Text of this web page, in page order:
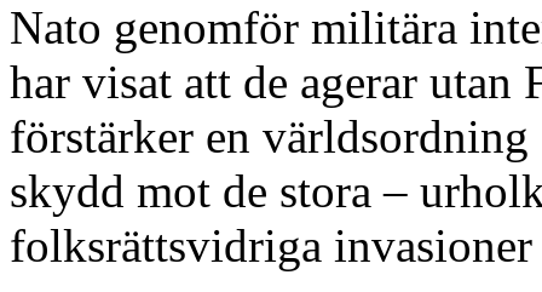
Nato genomför militära
har visat att de agerar utan
förstärker en
skydd mot de stora –
folksrättsvidriga